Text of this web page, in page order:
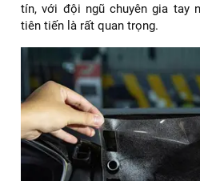
tín, với đội ngũ chuyên gia tay
tiên tiến là rất quan trọng.